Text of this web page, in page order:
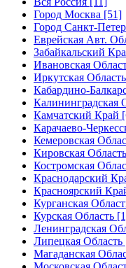
Город Москва [51]
Город Санкт-
Еврейская Авт.
Забайкальский
Ивановская
Иркутская
Кабардино-
Калининградская
Камчатский Край
Карачаево-
Кемеровская
Кировская
Костромская
Краснодарский
Красноярский
Курганская
Курская Область
Ленинградская
Липецкая Область
Магаданская